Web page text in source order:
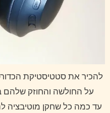
להכיר את סטטיסטיקת הכדורסל של שחקנים בודדים.להסתכל
על החולשה והחוזק שלהם
עד כמה כל שחקן מוטיבציה